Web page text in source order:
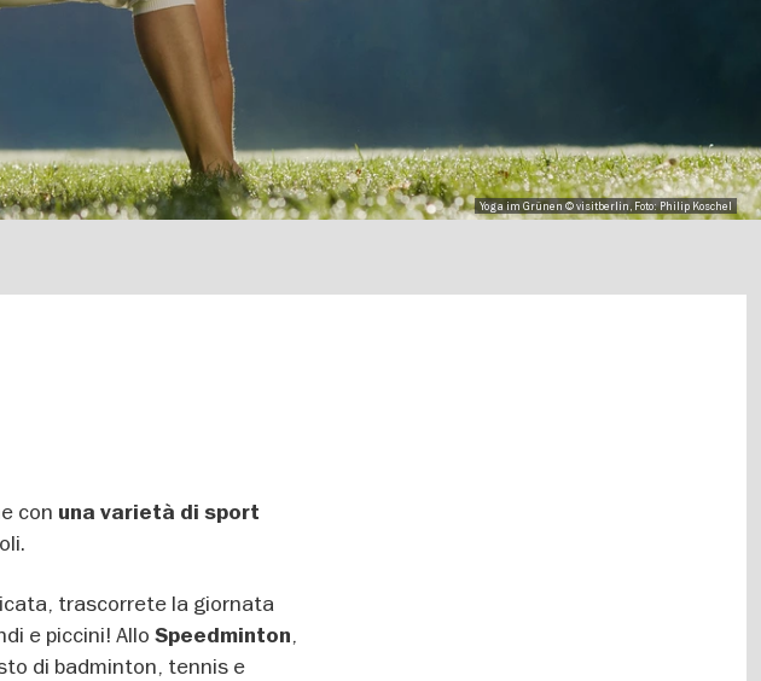
Yoga im Grünen © visitberlin, Foto: Philip Koschel
con una varietà di sport
trascorrete la giornata
e piccini! Allo Speedminton,
di badminton, tennis e